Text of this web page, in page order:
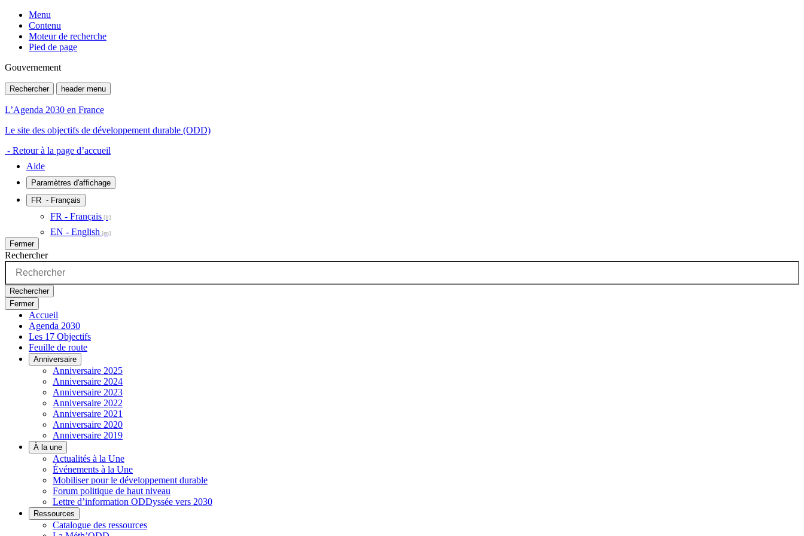
Menu
Contenu
Moteur de recherche
Pied de page
Gouvernement
Rechercher header menu
L’Agenda 2030 en France
Le site des objectifs de développement durable (ODD)
- Retour à la page d’accueil
Aide
Paramètres d'affichage
FR - Français
FR - Français
EN - English
Fermer
Rechercher
Rechercher
Fermer
Accueil
Agenda 2030
Les 17 Objectifs
Feuille de route
Anniversaire
Anniversaire 2025
Anniversaire 2024
Anniversaire 2023
Anniversaire 2022
Anniversaire 2021
Anniversaire 2020
Anniversaire 2019
À la une
Actualités à la Une
Événements à la Une
Mobiliser pour le développement durable
Forum politique de haut niveau
Lettre d’information ODDyssée vers 2030
Ressources
Catalogue des ressources